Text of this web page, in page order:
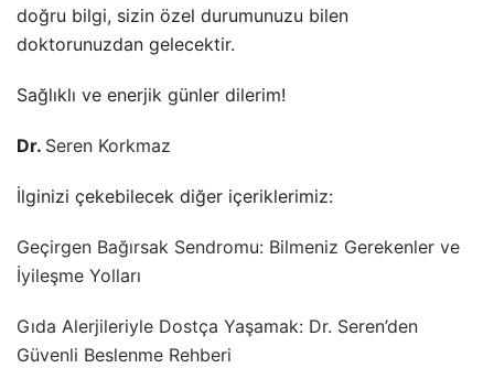
doğru bilgi, sizin özel durumunuzu bilen
doktorunuzdan gelecektir.
Sağlıklı ve enerjik günler dilerim!
Dr. Seren Korkmaz
İlginizi çekebilecek diğer içeriklerimiz:
Geçirgen Bağırsak Sendromu: Bilmeniz Gerekenler ve
İyileşme Yolları
Gıda Alerjileriyle Dostça Yaşamak: Dr. Seren’den
Güvenli Beslenme Rehberi